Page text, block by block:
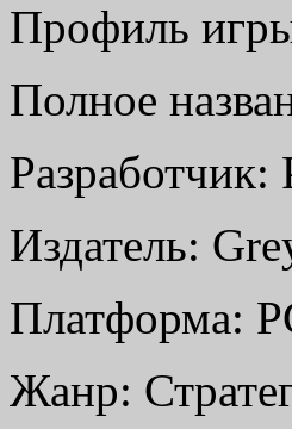
Профиль
Полное
Разработчик:
Издатель:
Платформа:
Жанр: